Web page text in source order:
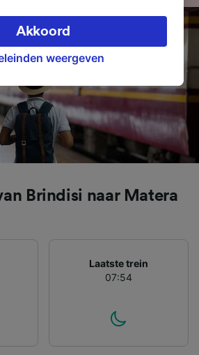
Brindisi naar Matera
Laatste trein
07:54
je instellingen bevestigen
hieronder te klikken.
ook je recht om bezwaar te
beroep op gerechtvaardigd
gemaakt. Je kunt deze
moment wijzigen op de
privacyverklaring. Deze
aan onze partners
Je gegevens worden niet
doeleinden:
op een apparaat
Gepersonaliseerde
content, advertentie- en
weergeven
Akkoord